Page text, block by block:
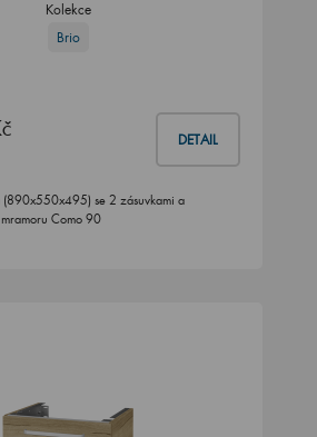
Kolekce
Brio
DETAIL
(890x550x495) se 2 zásuvkami a
Como 90